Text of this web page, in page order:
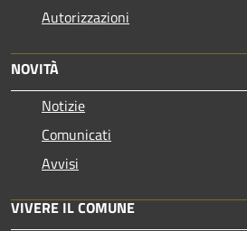
Autorizzazioni
NOVITÀ
Notizie
Comunicati
Avvisi
VIVERE IL COMUNE